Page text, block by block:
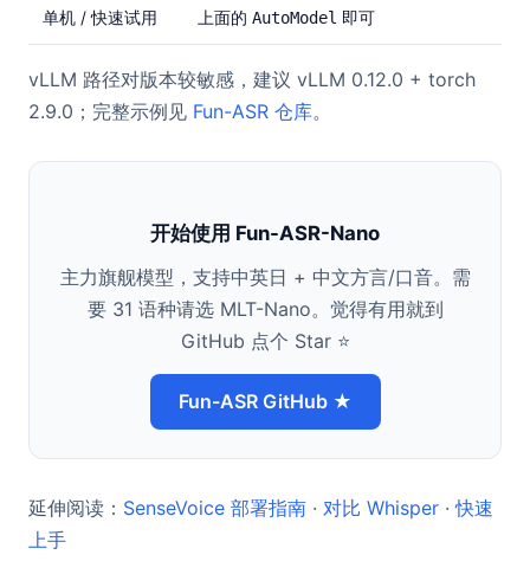
单机 / 快速试用 上面的 AutoModel 即可
vLLM 路径对版本较敏感，建议 vLLM 0.12.0 + torch
2.9.0；完整示例见 Fun-ASR 仓库。
开始使用 Fun-ASR-Nano
主力旗舰模型，支持中英日 + 中文方言/口音。需
要 31 语种请选 MLT-Nano。觉得有用就到
GitHub 点个 Star ⭐
Fun-ASR GitHub ★
延伸阅读： SenseVoice 部署指南 · 对比 Whisper ·快速
上手